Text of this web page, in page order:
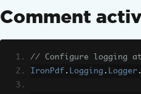
Enregistrer
Charger des
Exporter
Modifier le
Analyser
Comment
// Configure logging at
IronPdf . Logging . Logger .